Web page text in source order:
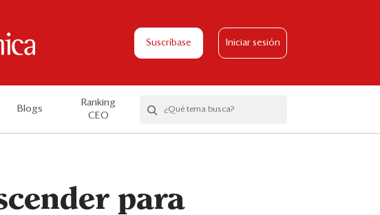
Suscríbase Iniciar sesión
Blogs
Ranking
CEO
para